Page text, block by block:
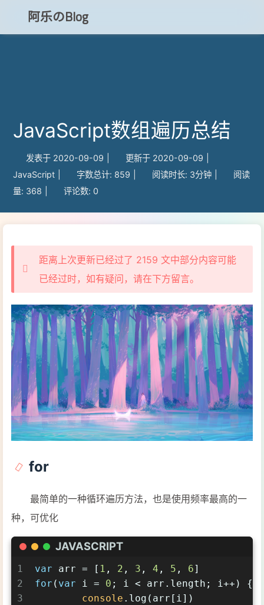
博客小程序
阿乐のBlog
JavaScript数组遍历总结
发表于 2020-09-09 更新于 2020-09-09
JavaScript
字数总计: 859 阅读时长: 3分钟
阅读
量: 368 评论数: 0
距离上次更新已经过了 2159 文中部分内容可能
已经过时，如有疑问，请在下方留言。
for
最简单的一种循环遍历方法，也是使用频率最高的一
种，可优化
JAVASCRIPT
1
2
3
var arr = [ 1 , 2 , 3 , 4 , 5 , 6]
for ( var i = 0 ; i < arr.length; i++) {
console .log(arr[i])